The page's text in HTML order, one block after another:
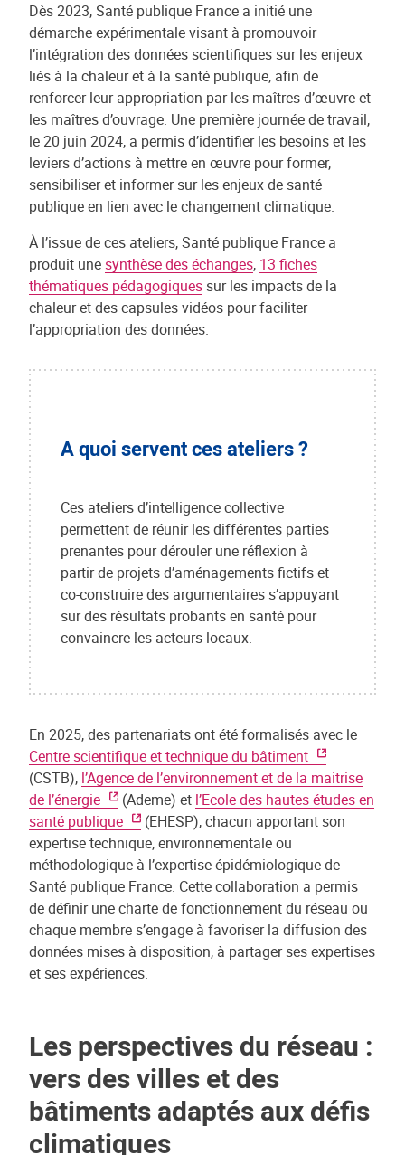
Dès 2023, Santé publique France a initié une
démarche expérimentale visant à promouvoir
l’intégration des données scientifiques sur les enjeux
liés à la chaleur et à la santé publique, afin de
renforcer leur appropriation par les maîtres d’œuvre et
les maîtres d’ouvrage. Une première journée de travail,
le 20 juin 2024, a permis d’identifier les besoins et les
leviers d’actions à mettre en œuvre pour former,
sensibiliser et informer sur les enjeux de santé
publique en lien avec le changement climatique.
À l’issue de ces ateliers, Santé publique France a
produit unesynthèse des échanges, 13 fiches
thématiques pédagogiques sur les impacts de la
chaleur et des capsules vidéos pour faciliter
l’appropriation des données.
A quoi servent ces ateliers ?
Ces ateliers d’intelligence collective
permettent de réunir les différentes parties
prenantes pour dérouler une réflexion à
partir de projets d’aménagements fictifs et
co-construire des argumentaires s’appuyant
sur des résultats probants en santé pour
convaincre les acteurs locaux.
En 2025, des partenariats ont été formalisés avec le
Centre scientifique et technique du bâtiment
(CSTB), l’Agence de l’environnement et de la maitrise
de l’énergie
(Ademe) et l’Ecole des hautes études en
santé publique
(EHESP), chacun apportant son
expertise technique, environnementale ou
méthodologique à l’expertise épidémiologique de
Santé publique France. Cette collaboration a permis
de définir une charte de fonctionnement du réseau ou
chaque membre s’engage à favoriser la diffusion des
données mises à disposition, à partager ses expertises
et ses expériences.
Les perspectives du réseau :
vers des villes et des
bâtiments adaptés aux défis
climatiques